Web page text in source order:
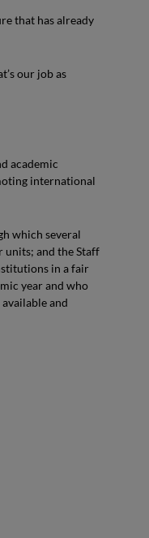
that has already
our job as
academic
international
which several
and the Staff
in a fair
year and who
and